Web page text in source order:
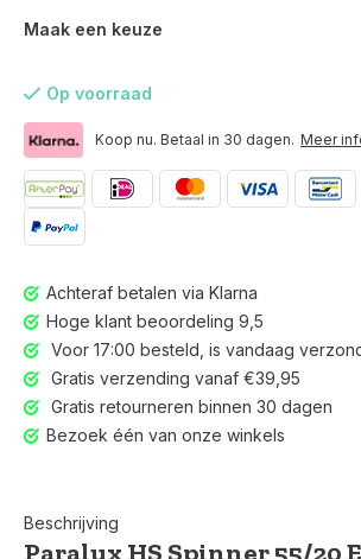
Maak een keuze
Op voorraad
Koop nu. Betaal in 30 dagen. Meer
Achteraf betalen via Klarna
Hoge klant beoordeling 9,5
Voor 17:00 besteld, is vandaag
Gratis verzending vanaf €39,95
Gratis retourneren binnen 30 dagen
Bezoek één van onze winkels
Beschrijving
Paralux HS Spinner 55/20